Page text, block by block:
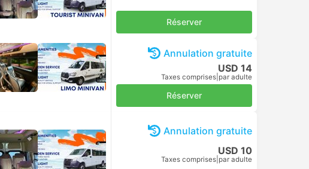
Réserver
Annulation gratuite
USD 14
Taxes comprises par adulte
Réserver
Annulation gratuite
USD 10
Taxes comprises par adulte